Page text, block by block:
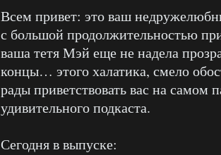
Всем привет: это ваш
с большой продолжительностью
ваша тетя Мэй еще не надела
концы… этого халатика, смело
рады приветствовать вас на самом
удивительного подкаста.
Сегодня в выпуске: